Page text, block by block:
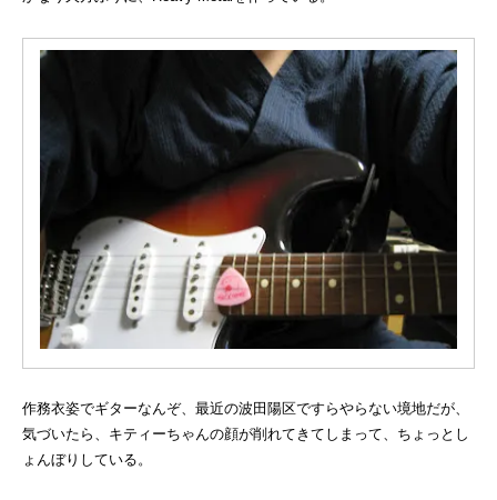
作務衣姿でギターなんぞ、最近の波田陽区ですらやらない境地だが、
気づいたら、キティーちゃんの顔が削れてきてしまって、ちょっとし
ょんぼりしている。